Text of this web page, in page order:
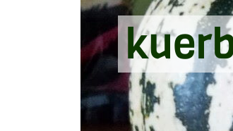
Zum Hauptinhalt springen